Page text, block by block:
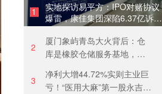
1
实地探访易平方：IPO对赌协议
爆雷，康佳集团深陷6.37亿诉讼
泥潭
2
厦门象屿青岛大火背后：仓
库是橡胶仓储服务基地，当
进行安全管理培训
3
净利大增44.72%实则主业巨
亏！“医用大麻”第一股永吉股